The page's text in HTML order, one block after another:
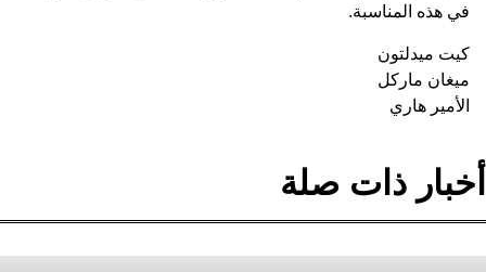
في هذه المناسبة.
كيت ميدلتون
ميغان ماركل
الأمير هاري
ذات صلة